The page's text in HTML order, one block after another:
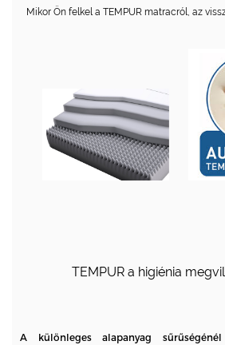
Mikor Ön felkel a TEMPUR matracról, az
TEMPUR a higiénia
A különleges alapanyag